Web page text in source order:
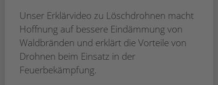
Unser Erklärvideo zu Löschdrohnen macht
Hoffnung auf bessere Eindämmung von
Waldbränden und erklärt die Vorteile von
Drohnen beim Einsatz in der
Feuerbekämpfung.